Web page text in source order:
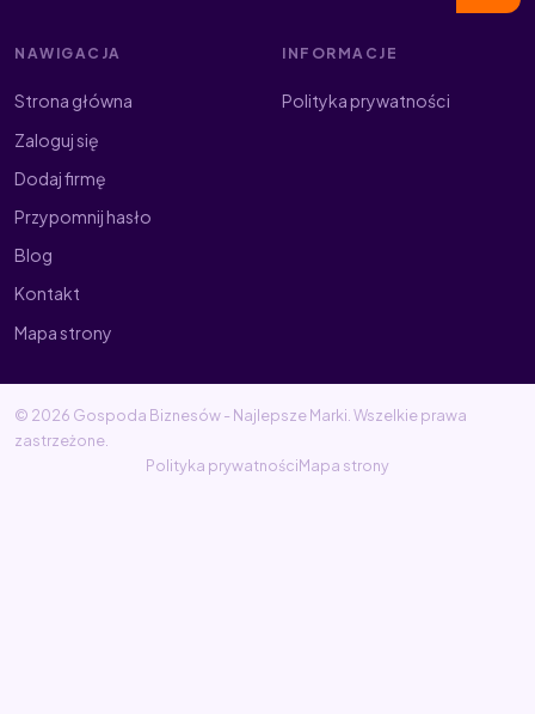
NAWIGACJA
Strona główna
Zaloguj się
Dodaj firmę
Przypomnij hasło
Blog
Kontakt
Mapa strony
INFORMACJE
Polityka prywatności
© 2026 Gospoda Biznesów - Najlepsze Marki. Wszelkie prawa
zastrzeżone.
Polityka prywatnościMapa strony